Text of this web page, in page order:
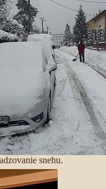
snehu.